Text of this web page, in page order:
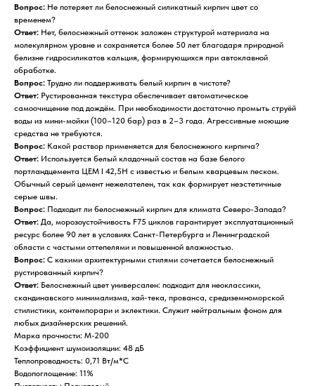
Вопрос: Не потеряет ли белоснежный силикатный кирпич цвет со
временем?
Ответ: Нет, белоснежный оттенок заложен структурой материала на
молекулярном уровне и сохраняется более 50 лет благодаря природной
белизне гидросиликатов кальция, формирующихся при автоклавной
обработке.
Вопрос: Трудно ли поддерживать белый кирпич в чистоте?
Ответ: Рустированная текстура обеспечивает автоматическое
самоочищение под дождём. При необходимости достаточно промыть струёй
воды из мини-мойки (100–120 бар) раз в 2–3 года. Агрессивные моющие
средства не требуются.
Вопрос: Какой раствор применяется для белоснежного кирпича?
Ответ: Используется белый кладочный состав на базе белого
портландцемента ЦЕМ I 42,5Н с известью и белым кварцевым песком.
Обычный серый цемент нежелателен, так как формирует неэстетичные
серые швы.
Вопрос: Подходит ли белоснежный кирпич для климата Северо-Запада?
Ответ: Да, морозоустойчивость F75 циклов гарантирует эксплуатационный
ресурс более 90 лет в условиях Санкт-Петербурга и Ленинградской
области с частыми оттепелями и повышенной влажностью.
Вопрос: С какими архитектурными стилями сочетается белоснежный
рустированный кирпич?
Ответ: Белоснежный цвет универсален: подходит для неоклассики,
скандинавского минимализма, хай-тека, прованса, средиземноморской
стилистики, контемпорари и эклектики. Служит нейтральным фоном для
любых дизайнерских решений.
Марка прочности: М-200
Коэффициент шумоизоляции: 48 дБ
Теплопроводность: 0,71 Вт/м*С
Водопоглощение: 11%